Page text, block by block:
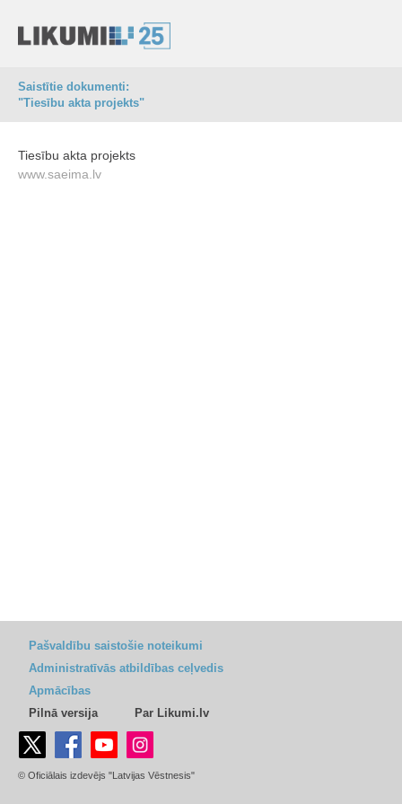
Saistītie dokumenti:
"Tiesību akta projekts"
Tiesību akta projekts
www.saeima.lv
Pašvaldību saistošie noteikumi
Administratīvās atbildības ceļvedis
Apmācības
Pilnā versija
Par Likumi.lv
© Oficiālais izdevējs "Latvijas Vēstnesis"